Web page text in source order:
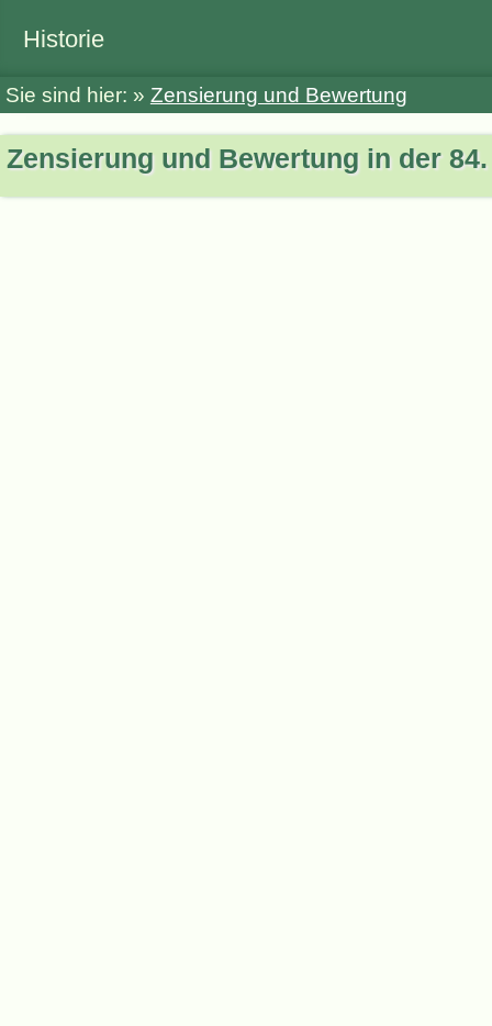
Historie
Sie sind hier: » Zensierung und Bewertung
Zensierung und Bewertung in der